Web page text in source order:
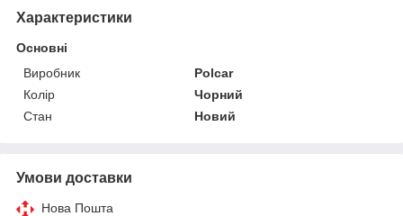
Характеристики
Основні
Виробник
Polcar
Колір
Чорний
Стан
Новий
Умови доставки
Нова Пошта